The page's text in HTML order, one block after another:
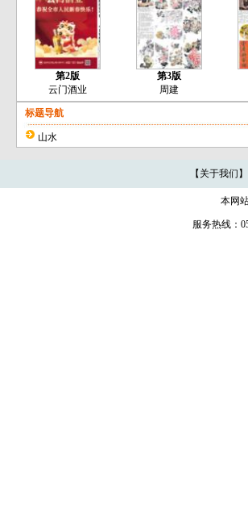
第2版
云门酒业
第3版
周建
标题导航
山水
【 关于我们
本网
服务热线：